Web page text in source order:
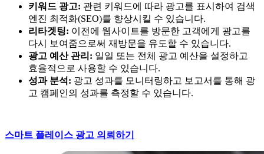
키워드 광고: 관련 키워드에 따라 광고를 표시하여 검색
엔진 최적화(SEO)를 향상시킬 수 있습니다.
리타겟팅: 이전에 웹사이트를 방문한 고객에게 광고를
다시 보여줌으로써 재방문을 유도할 수 있습니다.
광고 예산 관리: 일일 또는 전체 광고 예산을 설정하고
효율적으로 사용할 수 있습니다.
성과 분석: 광고 성과를 모니터링하고 보고서를 통해 광
고 캠페인의 성과를 측정할 수 있습니다.
스마트 플레이스 광고 의뢰하기